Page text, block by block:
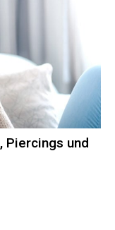
Piercings und